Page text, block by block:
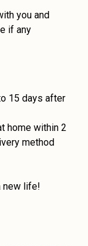
you and
if any
15 days after
home within 2
method
new life!